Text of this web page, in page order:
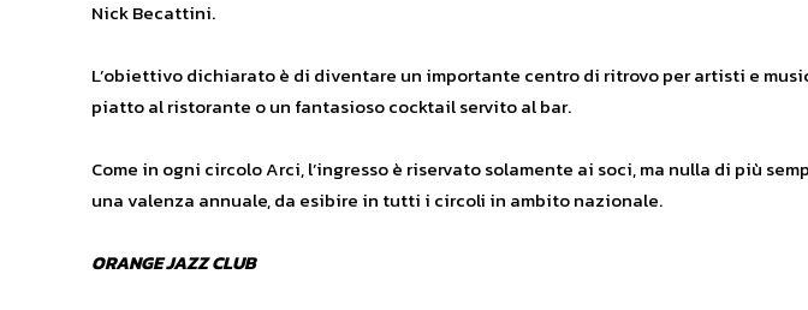
Nick Becattini.
L’obiettivo dichiarato è di diventare un importante centro di ritrovo per artisti e
piatto al ristorante o un fantasioso cocktail servito al bar.
Come in ogni circolo Arci, l’ingresso è riservato solamente ai soci, ma nulla di più
una valenza annuale, da esibire in tutti i circoli in ambito nazionale.
ORANGE JAZZ CLUB